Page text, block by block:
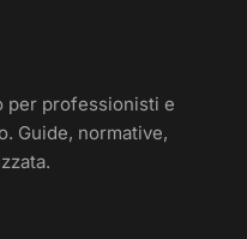
per professionisti e
Guide, normative,